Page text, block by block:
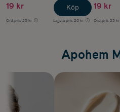
19 kr
Ord.pris 25 kr Lägsta pris 20 kr
Köp 19 kr
Ord.pris 25 kr
Apohem